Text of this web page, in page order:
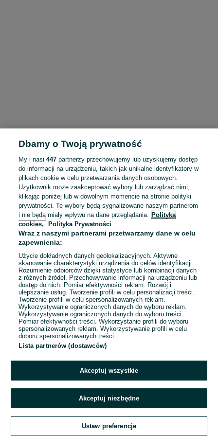
To ogłoszenie nie jest już dostępne
Przejdź na stronę główną
Dbamy o Twoją prywatność
My i nasi447 partnerzy przechowujemy lub uzyskujemy dostęp
do informacji na urządzeniu, takich jak unikalne identyfikatory w
plikach cookie w celu przetwarzania danych osobowych.
Użytkownik może zaakceptować wybory lub zarządzać nimi,
klikając poniżej lub w dowolnym momencie na stronie polityki
prywatności. Te wybory będą sygnalizowane naszym partnerom
i nie będą miały wpływu na dane przeglądania. Polityka
cookies,
Polityka Prywatności
Wraz z naszymi partnerami przetwarzamy dane w celu
zapewnienia:
Użycie dokładnych danych geolokalizacyjnych. Aktywne
skanowanie charakterystyki urządzenia do celów identyfikacji.
Rozumienie odbiorców dzięki statystyce lub kombinacji danych
z różnych źródeł. Przechowywanie informacji na urządzeniu lub
dostęp do nich. Pomiar efektywności reklam. Rozwój i
ulepszanie usług. Tworzenie profili w celu personalizacji treści.
Tworzenie profili w celu spersonalizowanych reklam.
Wykorzystywanie ograniczonych danych do wyboru reklam.
Wykorzystywanie ograniczonych danych do wyboru treści.
Pomiar efektywności treści. Wykorzystanie profili do wyboru
spersonalizowanych reklam. Wykorzystywanie profili w celu
doboru spersonalizowanych treści.
Lista partnerów (dostawców)
Akceptuj wszystkie
Akceptuj niezbędne
Ustaw preferencje